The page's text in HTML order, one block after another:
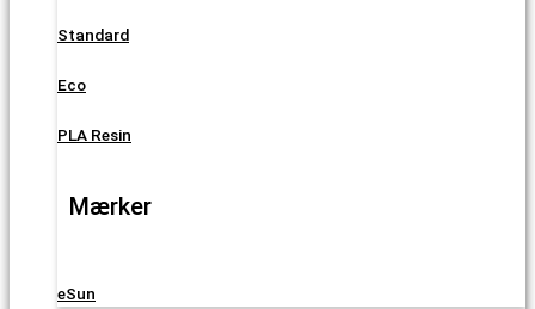
Standard
Eco
PLA Resin
Mærker
eSun